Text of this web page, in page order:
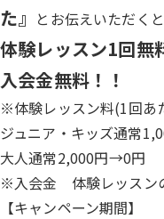
た』 とお伝えいただく
体験レッスン1回無
入会金無料！！
※体験レッスン料(1回あ
ジュニア・キッズ通常
大人通常2,000円→0円
※入会金 体験レッスン
【キャンペーン期間】